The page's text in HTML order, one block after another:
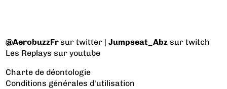
@AerobuzzFrsur twitter |Jumpseat_Abz sur twitch
Les Replays sur youtube
Charte de déontologie
Conditions générales d'utilisation